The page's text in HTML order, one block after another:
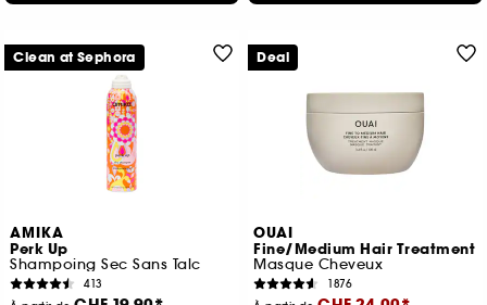
AMIKA
Perk Up
Shampoing Sec Sans Talc
413
Clean at Sephora
OUAI
Fine/Medium Hair Treatment
Masque Cheveux
1876
Deal